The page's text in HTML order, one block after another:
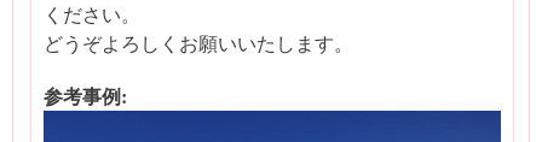
ください。
どうぞよろしくお願いいたします。
参考事例: